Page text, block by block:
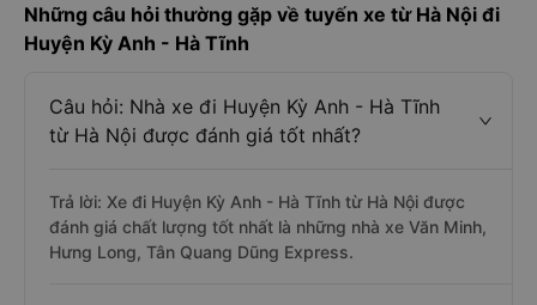
Những câu hỏi thường gặp về tuyến xe từ Hà Nội đi
Huyện Kỳ Anh - Hà Tĩnh
Câu hỏi: Nhà xe đi Huyện Kỳ Anh - Hà Tĩnh
từ Hà Nội được đánh giá tốt nhất?
Trả lời: Xe đi Huyện Kỳ Anh - Hà Tĩnh từ Hà Nội được
đánh giá chất lượng tốt nhất là những nhà xe Văn Minh,
Hưng Long, Tân Quang Dũng Express.